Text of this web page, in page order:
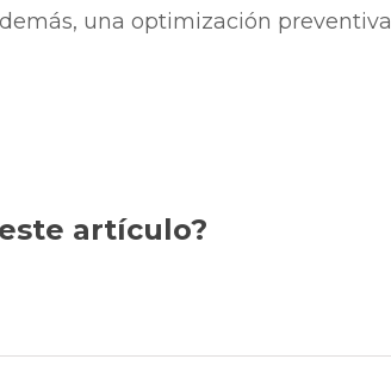
una optimización
artículo?